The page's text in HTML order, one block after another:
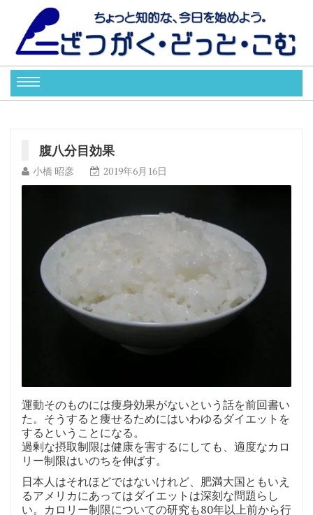
腹八分目効果
小橋 昭彦 2019年6月16日
運動そのものには痩身効果がないという話を前回書い
た。そうすると痩せるためにはいわゆるダイエットを
するということになる。
過剰な摂取制限は健康を害するにしても、適度なカロ
リー制限はいのちを伸ばす。
日本人はそれほどではないけれど、肥満大国ともいえ
るアメリカにあってはダイエットは深刻な問題らし
い。カロリー制限についての研究も80年以上前から行